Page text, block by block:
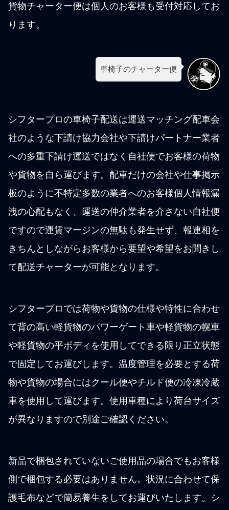
貨物チャーター便は個人のお客様も受付対応してお
ります。
車椅子のチャーター便
シフタープロの車椅子配送は運送マッチング配車会
社のような下請け協力会社や下請けパートナー業者
への多重下請け運送ではなく自社便でお客様の荷物
や貨物を自ら運びます。配車だけの会社や仕事掲示
板のように不特定多数の業者へのお客様個人情報漏
洩の心配もなく、運送の仲介業者を介さない自社便
ですので運賃マージンの無駄も発生せず、報連相を
きちんとしながらお客様から要望や希望をお聞きし
て配送チャーターが可能となります。
シフタープロでは荷物や貨物の仕様や特性に合わせ
て背の高い軽貨物のパワーゲート車や軽貨物の幌車
や軽貨物の平ボディを使用してできる限り正立状態
で固定してお運びします。温度管理を必要とする荷
物や貨物の場合にはクール便やチルド便の冷凍冷蔵
車を使用して運びます。使用車種により荷台サイズ
が異なりますので別途ご確認ください。
新品で梱包されていないご使用品の場合でもお客様
側で梱包する必要はありません。状況に合わせて保
護毛布などで簡易養生をしてお運びいたします。シ